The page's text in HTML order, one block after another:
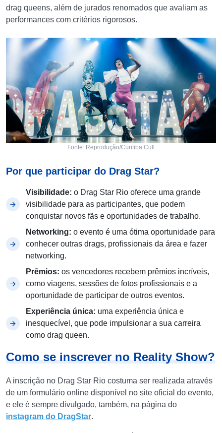
drag queens, além de jurados renomados que avaliam as
performances com critérios rigorosos.
Fonte: Reprodução/Curitiba Cult
Por que participar do Drag Star?
Visibilidade: o Drag Star Rio oferece uma grande
visibilidade para as participantes, que podem
conquistar novos fãs e oportunidades de trabalho.
Networking: o evento é uma ótima oportunidade para
conhecer outras drags, profissionais da área e fazer
networking.
Prêmios: os vencedores recebem prêmios incríveis,
como viagens, sessões de fotos profissionais e a
oportunidade de participar de outros eventos.
Experiência única: uma experiência única e
inesquecível, que pode impulsionar a sua carreira
como drag queen.
Como se inscrever no Reality Show?
A inscrição no Drag Star Rio costuma ser realizada através
de um formulário online disponível no site oficial do evento,
e ele é sempre divulgado, também, na página do
instagram do DragStar.